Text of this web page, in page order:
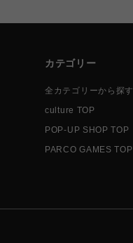
カテゴリー
全カテゴリーから探す
culture TOP
POP-UP SHOP TOP
PARCO GAMES TOP